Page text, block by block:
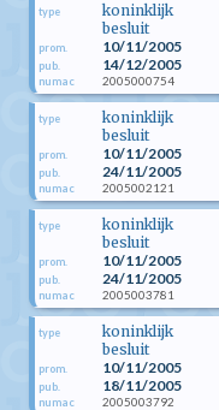
type
koninklijk
besluit
prom. 10/11/2005
pub. 14/12/2005
numac 2005000754
type
koninklijk
besluit
prom. 10/11/2005
pub. 24/11/2005
numac 2005002121
type
koninklijk
besluit
prom. 10/11/2005
pub. 24/11/2005
numac 2005003781
type
koninklijk
besluit
prom. 10/11/2005
pub. 18/11/2005
numac 2005003792